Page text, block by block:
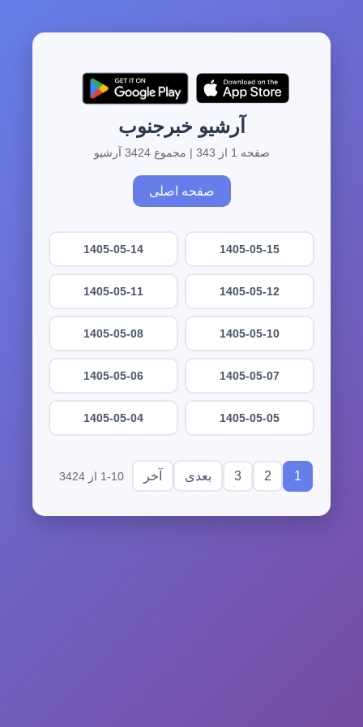
آرشیو خبرجنوب
صفحه 1 از 343 | مجموع 3424 آرشیو
صفحه اصلی
1405-05-15
1405-05-14
1405-05-12
1405-05-11
1405-05-10
1405-05-08
1405-05-07
1405-05-06
1405-05-05
1405-05-04
1
2
3 بعدی آخر 1-10 از 3424